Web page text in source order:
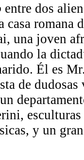
entre dos
romana
una joven
la
Él es
de
esculturas
y un